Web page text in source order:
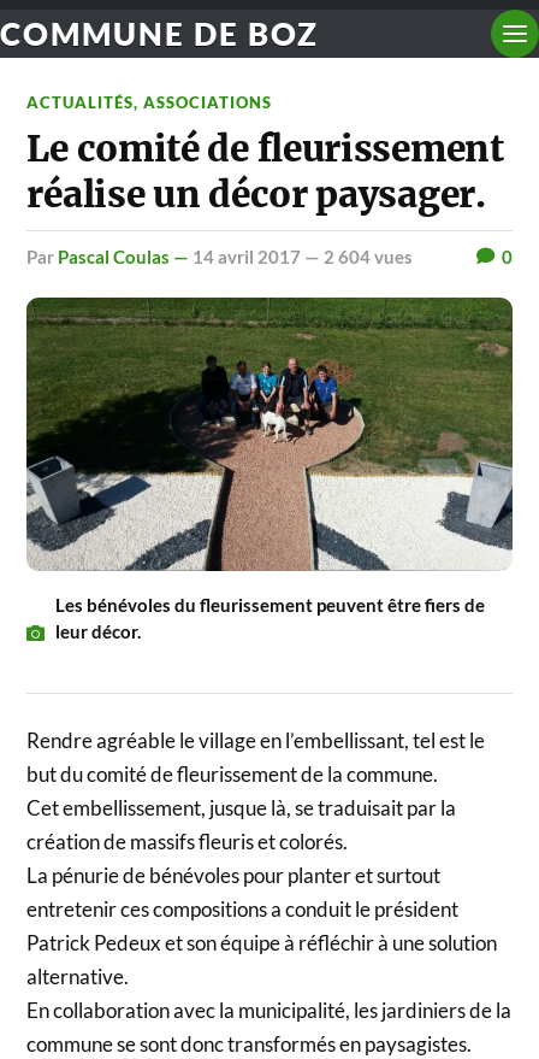
COMMUNE DE BOZ
ACTUALITÉS,ASSOCIATIONS
Le comité de fleurissement
réalise un décor paysager.
par Pascal Coulas — 14 avril 2017 — 2 604 vues 0
Les bénévoles du fleurissement peuvent être fiers de
leur décor.
Rendre agréable le village en l’embellissant, tel est le
but du comité de fleurissement de la commune.
Cet embellissement, jusque là, se traduisait par la
création de massifs fleuris et colorés.
La pénurie de bénévoles pour planter et surtout
entretenir ces compositions a conduit le président
Patrick Pedeux et son équipe à réfléchir à une solution
alternative.
En collaboration avec la municipalité, les jardiniers de la
commune se sont donc transformés en paysagistes.